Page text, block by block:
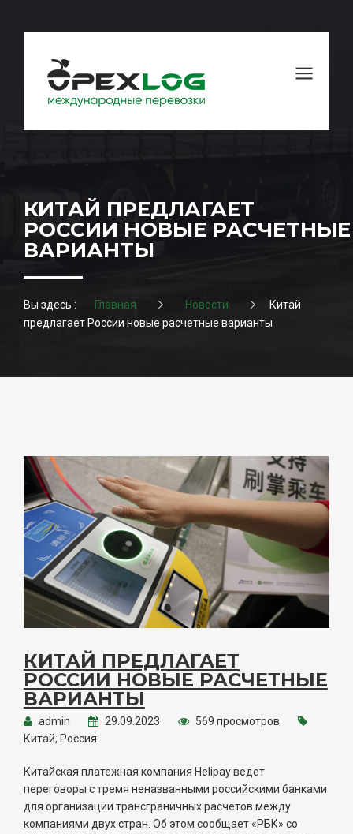
КИТАЙ ПРЕДЛАГАЕТ
РОССИИ НОВЫЕ РАСЧЕТНЫЕ
ВАРИАНТЫ
Вы здесь : Главная Новости
Китай
предлагает России новые расчетные варианты
КИТАЙ ПРЕДЛАГАЕТ
РОССИИ НОВЫЕ РАСЧЕТНЫЕ
ВАРИАНТЫ
admin 29.09.2023
569 просмотров
Китай, Россия
Китайская платежная компания Helipay ведет
переговоры с тремя неназванными российскими банками
для организации трансграничных расчетов между
компаниями двух стран. Об этом сообщает «РБК» со